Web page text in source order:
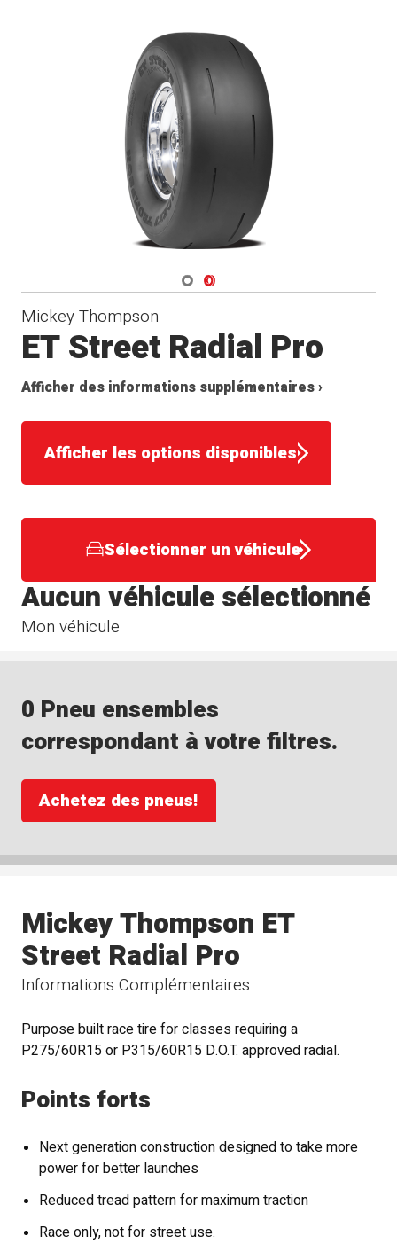
Navigate 1
Navigate 2
Mickey Thompson
ET Street Radial Pro
Afficher des informations supplémentaires ›
Afficher les options disponibles
Sélectionner un véhicule
Mon véhicule
Aucun véhicule sélectionné
0 Pneu ensembles
correspondant à votre filtres.
Achetez des pneus!
Informations Complémentaires
Mickey Thompson ET
Street Radial Pro
Purpose built race tire for classes requiring a
P275/60R15 or P315/60R15 D.O.T. approved radial.
Points forts
Next generation construction designed to take more
power for better launches
Reduced tread pattern for maximum traction
Race only, not for street use.